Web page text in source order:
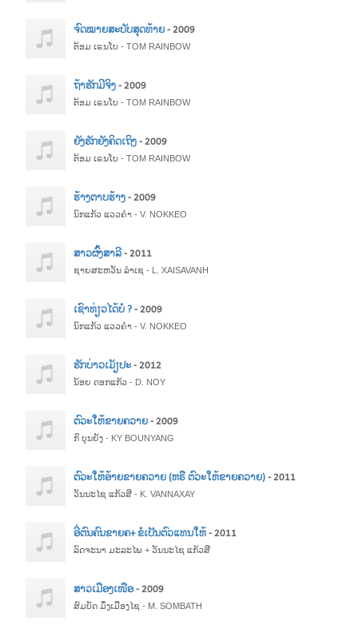
ຈົດໝາຍສະບັບສຸດທ້າຍ- 2009
ຕ້ອມ ເຣນໂບ - TOM RAINBOW
ຖ້າຮັກມີຈິງ- 2009
ຕ້ອມ ເຣນໂບ - TOM RAINBOW
ຍັງຮັກຍັງຄິດເຖິງ- 2009
ຕ້ອມ ເຣນໂບ - TOM RAINBOW
ຮ້າງຕາບຮ້າງ- 2009
ນົກແກ້ວ ແວວຄຳ - V. NOKKEO
ສາວຜົ້ງສາລີ- 2011
ຊາຍສະຫວັນ ລຳເຊ - L. XAISAVANH
ເຊົາທ່ຽວໄດ້ບໍ ?- 2009
ນົກແກ້ວ ແວວຄຳ - V. NOKKEO
ຮັກບ່າວເມັຽປະ- 2012
ນ້ອຍ ດອກແກ້ວ - D. NOY
ຕົວະໃຫ້ຂາຍຄວາຍ- 2009
ກິ ບຸນຍັງ - KY BOUNYANG
ຕົວະໃຫ້ອ້າຍຂາຍຄວາຍ (ຫຣື ຕົວະໃຫ້ຂາຍຄວາຍ)- 2011
ວັນນະໄຊ ແກ້ວສີ - K. VANNAXAY
ອີ່ຕົນຄົນຂາຍຄ+ ຂໍເປັນຕົວແທນໃຫ້- 2011
ລົດຈະນາ ມະລະໄພ + ວັນນະໄຊ ແກ້ວສີ
ສາວເມືອງເໜືອ- 2009
ສົມບັດ ມິ່ງເມືອງໄຊ - M. SOMBATH